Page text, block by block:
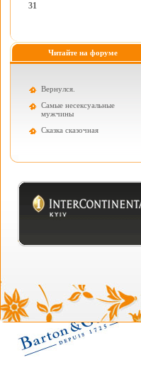
31
Читайте на форуме
Вернулся.
Самые несексуальные
мужчины
Cказка сказочная